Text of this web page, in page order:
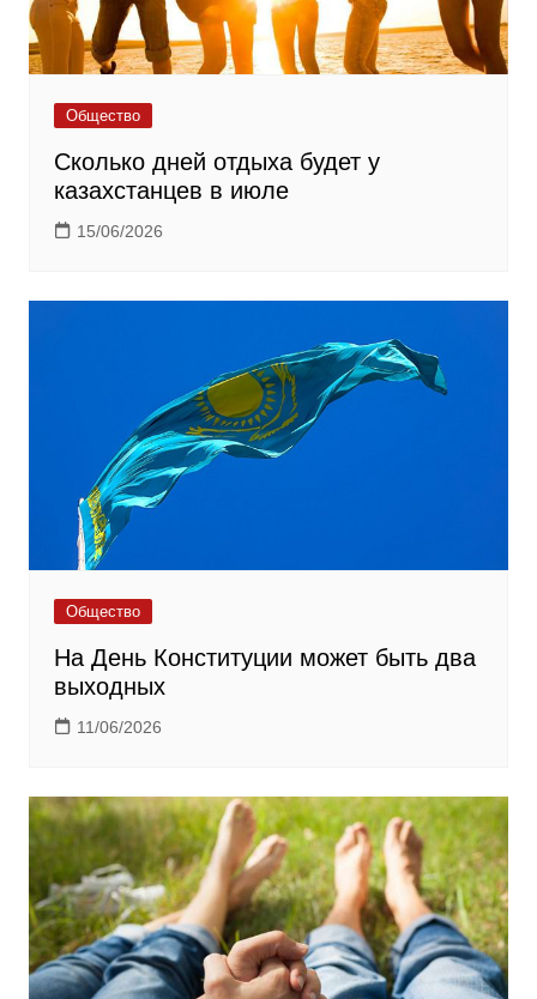
Общество
Сколько дней отдыха будет у
казахстанцев в июле
15/06/2026
Общество
На День Конституции может быть два
выходных
11/06/2026